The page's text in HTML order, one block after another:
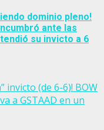
dominio pleno!
ante las
su invicto a 6
invicto (de 6-6)! BOW
a GSTAAD en un